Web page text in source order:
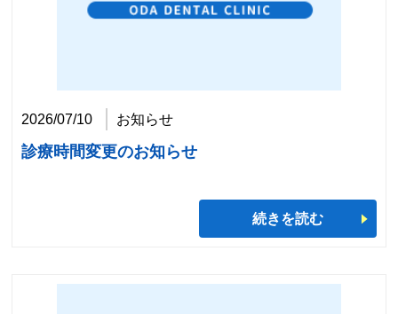
2026/07/10 お知らせ
診療時間変更のお知らせ
続きを読む